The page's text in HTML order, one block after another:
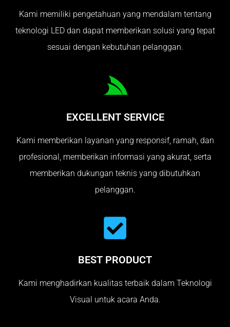
Kami memiliki pengetahuan yang mendalam tentang
teknologi LED dan dapat memberikan solusi yang tepat
sesuai dengan kebutuhan pelanggan.
EXCELLENT SERVICE
Kami memberikan layanan yang responsif, ramah, dan
profesional, memberikan informasi yang akurat, serta
memberikan dukungan teknis yang dibutuhkan
pelanggan.
BEST PRODUCT
Kami menghadirkan kualitas terbaik dalam Teknologi
Visual untuk acara Anda.